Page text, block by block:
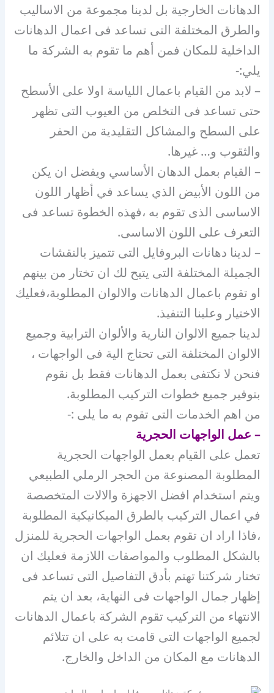
الدهانات الخارجية بل لدينا مجموعة من الاساليب
والطرق المختلفة التى تساعد فى اعمال الدهانات
الداخلية للمكان فمن أهم ما تقوم به الشركة ما
يلي:-
– لابد من القيام باعمال اللياسة اولا على الأسطح
حتى تساعد فى التخلص من العيوب التى تظهر
على السطح والمشاكل التقليدية من الحفر
والثقوب و… غيرها.
– القيام بعمل الدهان الأساسي ويفضل ان يكن
من اللون الأبيض الذي يساعد في أظهار اللون
الاساسى الذى تقوم به ،فهذه الخطوة تساعد فى
التعرف على اللون الاساسى.
– لدينا دهانات البروفايل التى تتميز بالنقشات
الجميلة المختلفة التى يتيح لك ان تختار من بينهم
او تقوم باعمال الدهانات والالوان المطلوبة،فعليك
الاختيار وعلينا التنفيذ.
لدينا جميع الالوان النارية والألوان الترابية وجميع
الالوان المختلفة التى تحتاج الية فى الواجهات ،
فنحن لا نكتفى بعمل الدهانات فقط بل نقوم
بتوفير جميع خطوات التركيب المطلوبة.
من اهم الخدمات التى تقوم به ما يلى :-
– عمل الواجهات الحجرية
تعمل على القيام بعمل الواجهات الحجرية
المطلوبة المصنوعة من الحجر الرملي الطبيعي
ويتم استخدام افضل الاجهزة والالات المتخصصة
في اعمال التركيب بالطرق الميكانيكية المطلوبة
،فاذا اراد ان تقوم بعمل الواجهات الحجرية للمنزل
بالشكل المطلوب والمواصفات اللازمة فعليك ان
تختار شركتنا تهتم بأدق التفاصيل التى تساعد فى
إظهار جمال الواجهات فى النهاية، بعد ان يتم
الانتهاء من التركيب تقوم الشركة باعمال الدهانات
لجميع الواجهات التى قامت به على ان تتلائم
الدهانات مع المكان من الداخل والخارج.